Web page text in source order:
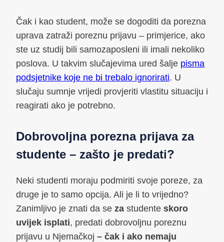
Čak i kao student, može se dogoditi da porezna
uprava zatraži poreznu prijavu – primjerice, ako
ste uz studij bili samozaposleni ili imali nekoliko
poslova. U takvim slučajevima ured šalje pisma
podsjetnike koje ne bi trebalo ignorirati. U
slučaju sumnje vrijedi provjeriti vlastitu situaciju i
reagirati ako je potrebno.
Dobrovoljna porezna prijava za
studente – zašto je predati?
Neki studenti moraju podmiriti svoje poreze, za
druge je to samo opcija. Ali je li to vrijedno?
Zanimljivo je znati da se za studente skoro
uvijek isplati, predati dobrovoljnu poreznu
prijavu u Njemačkoj – čak i ako nemaju